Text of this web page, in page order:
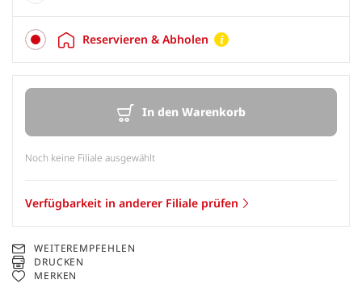
Reservieren & Abholen
In den Warenkorb
Noch keine Filiale ausgewählt
Verfügbarkeit in anderer Filiale prüfen
WEITEREMPFEHLEN
DRUCKEN
MERKEN